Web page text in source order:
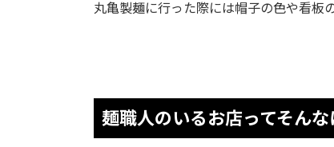
丸亀製麺に行った際には帽子の色や看板
麺職人のいるお店ってそんな